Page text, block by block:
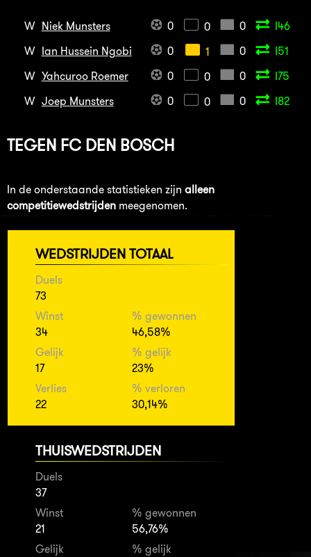
W Niek Munsters 0 0 0
I46
W Ian Hussein Ngobi 0 1 0
I51
W Yahcuroo Roemer 0 0 0
I75
W Joep Munsters 0 0 0 I82
TEGEN FC DEN BOSCH
In de onderstaande statistieken zijn alleen
competitiewedstrijden meegenomen.
WEDSTRIJDEN TOTAAL
Duels
73
Winst
34
% gewonnen
46,58%
Gelijk
17
% gelijk
23%
Verlies
22
% verloren
30,14%
THUISWEDSTRIJDEN
Duels
37
Winst
21
% gewonnen
56,76%
Gelijk
% gelijk